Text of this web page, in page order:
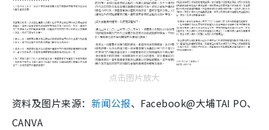
点击图片放大
资料及图片来源： 新闻公报、Facebook@大埔TAI PO、
CANVA